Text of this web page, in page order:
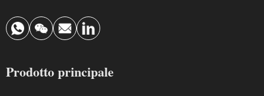
Prodotto principale